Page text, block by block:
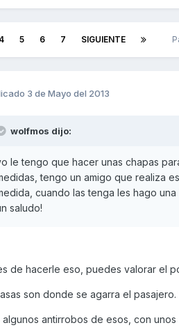
4 5 6 7 SIGUIENTE
3 de Mayo del 2013
wolfmos dijo:
le tengo que hacer unas chapas
tengo un amigo que realiza
cuando las tenga les hago
saludo!
de hacerle eso, puedes valorar el
son donde se agarra el
algunos antirrobos de esos, con